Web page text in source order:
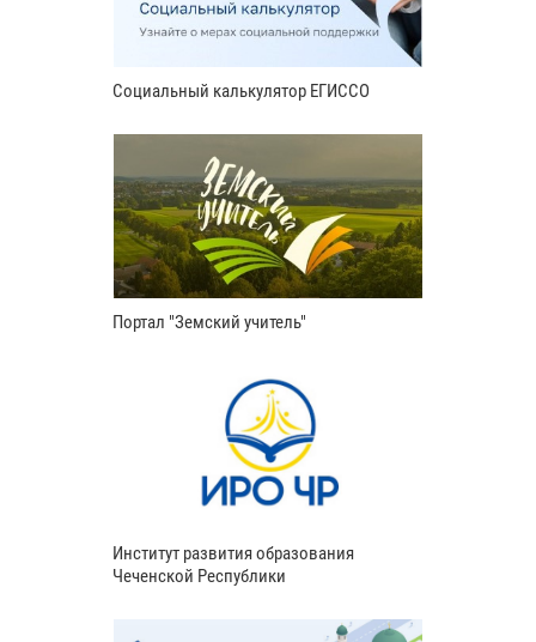
Социальный калькулятор ЕГИССО
Портал "Земский учитель"
Институт развития образования
Чеченской Республики